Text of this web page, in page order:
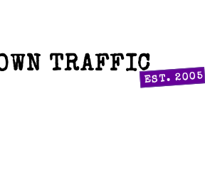
TRAFFIC
EST. 2005